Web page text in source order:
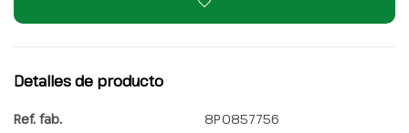
Detalles de producto
Ref. fab.
8P0857756